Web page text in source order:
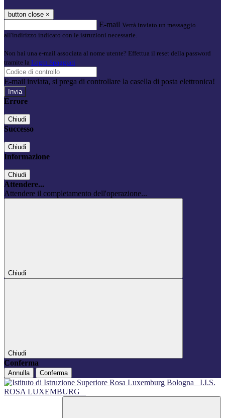
button close ×
E-mail Verrà inviato un messaggio
all'indirizzo indicato con le istruzioni necessarie.
Non hai una e-mail associata al nome utente? Effettua il reset della password
tramite la Login Spaggiari
E-mail inviata, si prega di controllare la casella di posta elettronica!
Errore
Chiudi
Successo
Chiudi
Informazione
Chiudi
Attendere...
Attendere il completamento dell'operazione...
Chiudi
Chiudi
Conferma
Annulla Conferma
I.I.S.
ROSA LUXEMBURG